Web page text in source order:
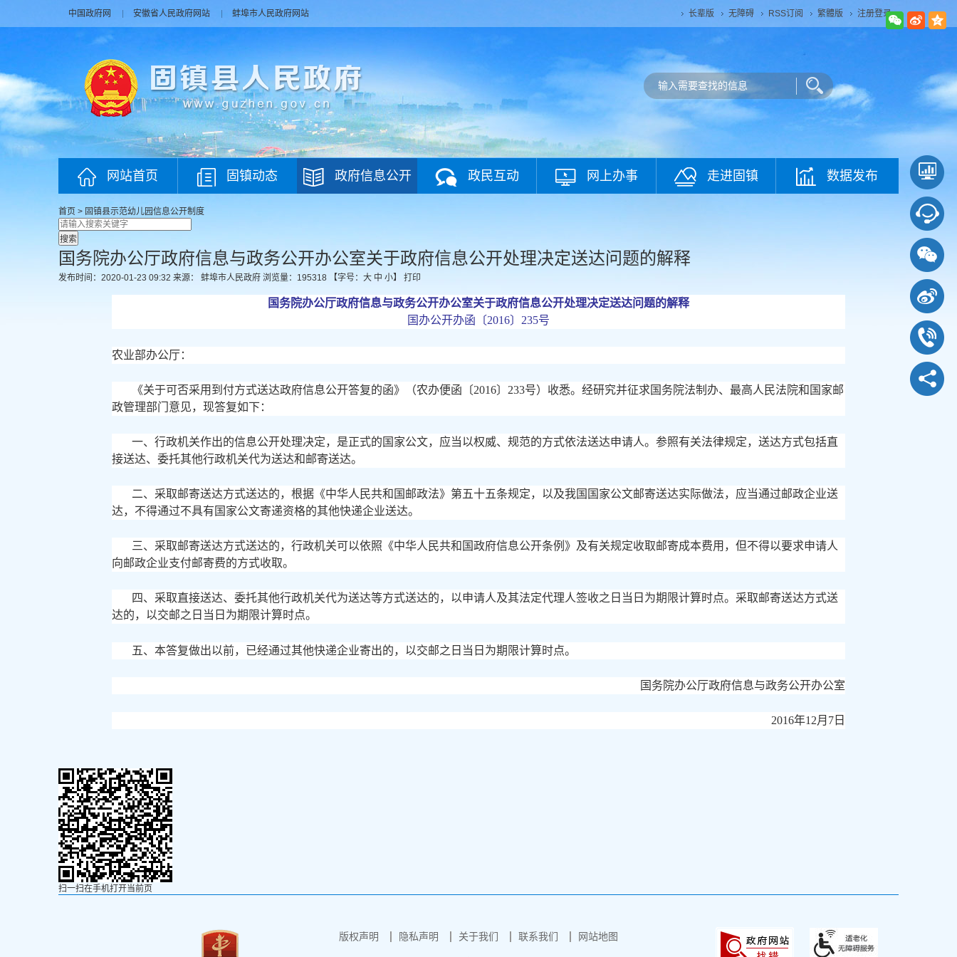
中国政府网 安徽省人民政府网站 蚌埠市人民政府网站 长辈版 无障碍 RSS订阅 繁體版 注册登录
网站首页 固镇动态 政府信息公开 政民互动 网上办事 走进固镇 数据发布
首页 > 固镇县示范幼儿园信息公开制度
国务院办公厅政府信息与政务公开办公室关于政府信息公开处理决定送达问题的解释
发布时间：2020-01-23 09:32 来源： 蚌埠市人民政府 浏览量： 195318 【字号： 大 中 小】 打印
国务院办公厅政府信息与政务公开办公室关于政府信息公开处理决定送达问题的解释
国办公开办函〔2016〕235号
农业部办公厅：
《关于可否采用到付方式送达政府信息公开答复的函》（农办便函〔2016〕233号）收悉。经研究并征求国务院法制办、最高人民法院和国家邮
政管理部门意见，现答复如下：
一、行政机关作出的信息公开处理决定，是正式的国家公文，应当以权威、规范的方式依法送达申请人。参照有关法律规定，送达方式包括直
接送达、委托其他行政机关代为送达和邮寄送达。
二、采取邮寄送达方式送达的，根据《中华人民共和国邮政法》第五十五条规定，以及我国国家公文邮寄送达实际做法，应当通过邮政企业送
达，不得通过不具有国家公文寄递资格的其他快递企业送达。
三、采取邮寄送达方式送达的，行政机关可以依照《中华人民共和国政府信息公开条例》及有关规定收取邮寄成本费用，但不得以要求申请人
向邮政企业支付邮寄费的方式收取。
四、采取直接送达、委托其他行政机关代为送达等方式送达的，以申请人及其法定代理人签收之日当日为期限计算时点。采取邮寄送达方式送
达的，以交邮之日当日为期限计算时点。
五、本答复做出以前，已经通过其他快递企业寄出的，以交邮之日当日为期限计算时点。
国务院办公厅政府信息与政务公开办公室
2016年12月7日
扫一扫在手机打开当前页
版权声明 隐私声明 关于我们 联系我们 网站地图